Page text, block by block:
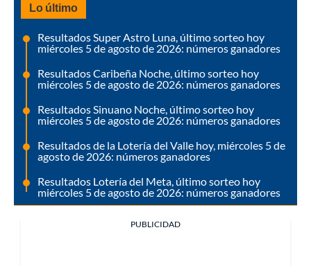
Lo último
Resultados Super Astro Luna, último sorteo hoy
miércoles 5 de agosto de 2026: números ganadores
Resultados Caribeña Noche, último sorteo hoy
miércoles 5 de agosto de 2026: números ganadores
Resultados Sinuano Noche, último sorteo hoy
miércoles 5 de agosto de 2026: números ganadores
Resultados de la Lotería del Valle hoy, miércoles 5 de
agosto de 2026: números ganadores
Resultados Lotería del Meta, último sorteo hoy
miércoles 5 de agosto de 2026: números ganadores
PUBLICIDAD